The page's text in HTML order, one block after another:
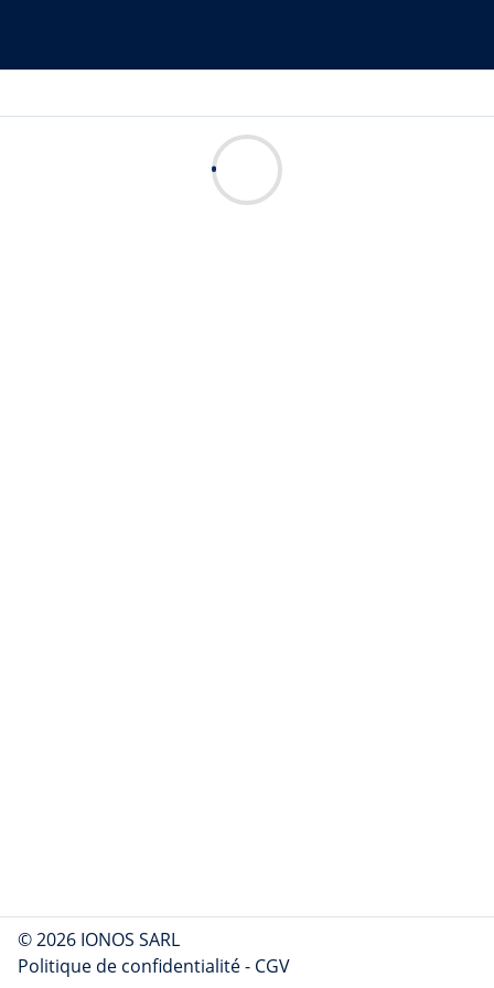
© 2026 IONOS SARL
Politique de confidentialité- CGV